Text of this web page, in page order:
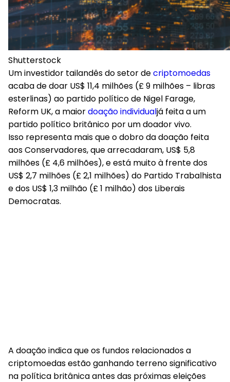
Shutterstock
Um investidor tailandês do setor decriptomoedas
acaba de doar US$ 11,4 milhões (£ 9 milhões – libras
esterlinas) ao partido político de Nigel Farage,
Reform UK,a maiordoação individualjá feita a um
partido político britânico por um doador vivo.
Isso representa mais que o dobro da doação feita
aos Conservadores, que arrecadaram, US$ 5,8
milhões (£ 4,6 milhões), e está muito à frente dos
US$ 2,7 milhões (£ 2,1 milhões) do Partido Trabalhista
e dos US$ 1,3 milhão (£ 1 milhão) dos Liberais
Democratas.
A doação indica que os fundos relacionados a
criptomoedas estão ganhando terreno significativo
na política britânica antes das próximas eleições